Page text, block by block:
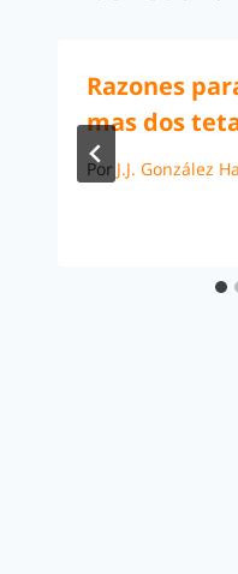
Razones
mas dos
Por J.J. González